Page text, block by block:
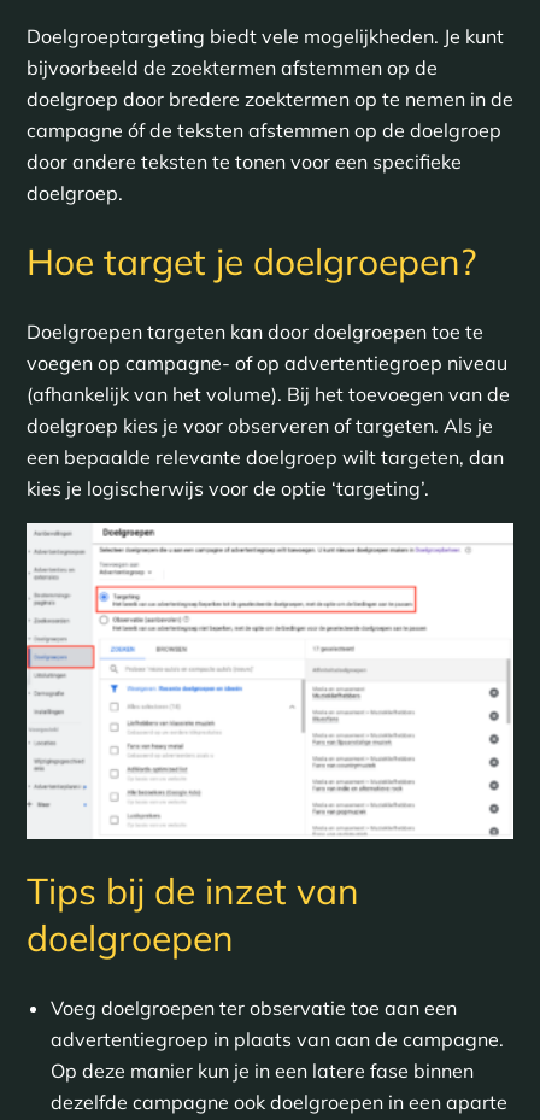
Doelgroeptargeting biedt vele mogelijkheden. Je kunt
bijvoorbeeld de zoektermen afstemmen op de
doelgroep door bredere zoektermen op te nemen in de
campagne óf de teksten afstemmen op de doelgroep
door andere teksten te tonen voor een specifieke
doelgroep.
Hoe target je doelgroepen?
Doelgroepen targeten kan door doelgroepen toe te
voegen op campagne- of op advertentiegroep niveau
(afhankelijk van het volume). Bij het toevoegen van de
doelgroep kies je voor observeren of targeten. Als je
een bepaalde relevante doelgroep wilt targeten, dan
kies je logischerwijs voor de optie ‘targeting’.
Tips bij de inzet van
doelgroepen
Voeg doelgroepen ter observatie toe aan een
advertentiegroep in plaats van aan de campagne.
Op deze manier kun je in een latere fase binnen
dezelfde campagne ook doelgroepen in een aparte